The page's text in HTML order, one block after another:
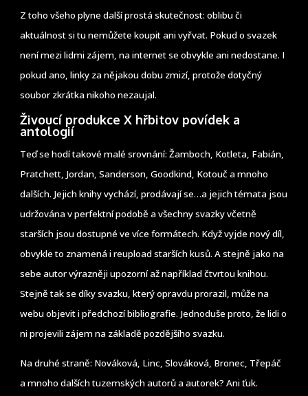
Z toho všeho plyne další prostá skutečnost: oblibu či
aktuálnost si tu nemůžete koupit ani vyřvat. Pokud o svazek
není mezi lidmi zájem, na internet se obvykle ani nedostane. I
pokud ano, linky za nějakou dobu zmizí, protože dotyčný
soubor zkrátka nikoho nezaujal.
Živoucí produkce X hřbitov povídek a
antologií
Teď se hodí takové malé srovnání: Žamboch, Kotleta, Fabián,
Pratchett, Jordan, Sanderson, Goodkind, Kotouč a mnoho
dalších. Jejich knihy vychází, prodávají se…a jejich témata jsou
udržována v perfektní podobě a všechny svazky včetně
starších jsou dostupné ve více formátech. Když vyjde nový díl,
obvykle to znamená i reupload starších kusů. A stejně jako na
sebe autor výrazněji upozorní až například čtvrtou knihou.
Stejně tak se díky svazku, který opravdu prorazil, může na
webu objevit i předchozí bibliografie. Jednoduše proto, že lidi o
ni projevili zájem na základě pozdějšího svazku.
Na druhé straně: Nováková, Linc, Slováková, Bronec, Třepáč
a mnoho dalších tuzemských autorů a autorek? Ani ťuk.